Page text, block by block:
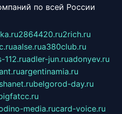
по всей России
2864420.ru2rich.ru
aalse.rua380club.ru
112.ruadler-jun.ruadonyev.ru
argentinamia.ru
belgorod-day.ru
media.rucard-voice.ru